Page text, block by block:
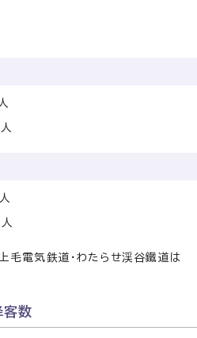
毛電気鉄道・わたらせ渓谷鐵道は
数